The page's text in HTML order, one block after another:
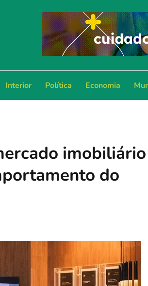
Interior Política Economia
imobiliário
do